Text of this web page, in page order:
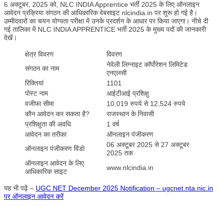
6 अक्टूबर, 2025 को, NLC INDIA Apprentice भर्ती 2025 के लिए ऑनलाइन
आवेदन प्रक्रिया संगठन की आधिकारिक वेबसाइट nlcindia.in पर शुरू हो गई है।
उम्मीदवारों का चयन योग्यता परीक्षा में उनके प्रदर्शन के आधार पर किया जाएगा। नीचे दी
गई तालिका में NLC INDIA APPRENTICE भर्ती 2025 के मुख्य पदों की जानकारी
देखें।
क्षेत्र विवरण
विवरण
संगठन का नाम
नेवेली लिग्नाइट कॉर्पोरेशन लिमिटेड
एनएलसी
रिक्तियां
1101
पोस्ट नाम
आईटीआई प्रशिक्षु
वजीफा सीमा
10,019 रुपये से 12,524 रुपये
कौन आवेदन कर सकता है?
राजस्थान के निवासी
प्रशिक्षुता की अवधि
1 वर्ष
आवेदन का तरीका
ऑनलाइन पंजीकरण
ऑनलाइन पंजीकरण विंडो
06 अक्टूबर 2025 से 27 अक्टूबर
2025 तक
ऑनलाइन आवेदन के लिए
आधिकारिक साइट
www.nlcindia.in
यह भी पढ़ें – UGC NET December 2025 Notification – ugcnet.nta.nic.in
पर ऑनलाइन आवेदन करें